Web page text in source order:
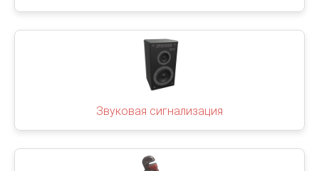
Звуковая сигнализация